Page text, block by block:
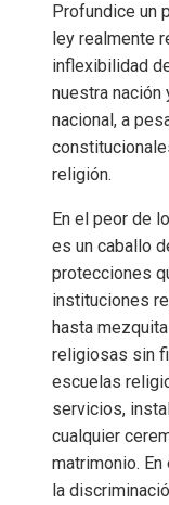
Profundice un
ley realmente
inflexibilidad
nuestra nación
nacional, a
religión.
En el peor de
es un caballo
protecciones
instituciones
hasta
religiosas sin
escuelas
servicios,
cualquier
matrimonio.
la